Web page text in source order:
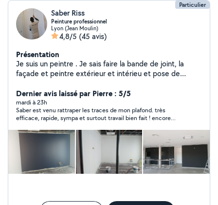
Particulier
Saber Riss
Peinture professionnel
Lyon (Jean Moulin)
4,8/5 (45 avis)
Présentation
Je suis un peintre . Je sais faire la bande de joint, la
façade et peintre extérieur et intérieu et pose de
Dernier avis laissé par Pierre : 5/5
mardi à 23h
Saber est venu rattraper les traces de mon plafond. très
efficace, rapide, sympa et surtout travail bien fait ! encore